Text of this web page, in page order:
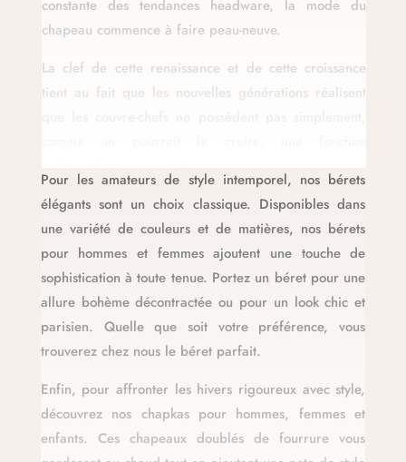
constante des tendances headware, la mode du
chapeau commence à faire peau-neuve.
La clef de cette renaissance et de cette croissance
tient au fait que les nouvelles générations réalisent
Non en réalité ils incarnent une solution unique
répondant à tout ce qui nous tient le plus à cœur
dans nos attentes de la mode vestimentaire :
Séduire
- parce que rien n’apporte plus d’élégance a
votre visage, à votre tenue, à votre silhouette qu’un
beau chapeau, capeline, fedora, panama, bérets …
Se protéger– du soleil de l’été, des pluies
d’automne et du froid hivernale, chapeau anti-uv,
bobs, casquette, capuches, bonnets, chapkas…
Pour les amateurs de style intemporel, nos bérets
élégants sont un choix classique. Disponibles dans
une variété de couleurs et de matières, nos bérets
pour hommes et femmes ajoutent une touche de
sophistication à toute tenue. Portez un béret pour une
allure bohème décontractée ou pour un look chic et
parisien. Quelle que soit votre préférence, vous
trouverez chez nous le béret parfait.
Enfin, pour affronter les hivers rigoureux avec style,
découvrez nos chapkas pour hommes, femmes et
enfants. Ces chapeaux doublés de fourrure vous